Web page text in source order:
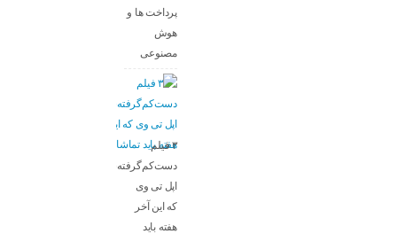
پرداخت‌ ها و
هوش
مصنوعی
۳ فیلم
دست‌کم‌گرفته‌شده
اپل تی وی
که این آخر
هفته باید